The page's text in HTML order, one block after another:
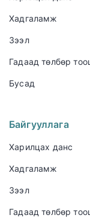
Хадгаламж
Зээл
Гадаад төлбөр
Бусад
Байгууллага
Харилцах данс
Хадгаламж
Зээл
Гадаад төлбөр